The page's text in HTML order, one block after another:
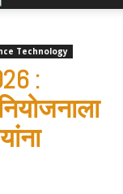
Technology
: